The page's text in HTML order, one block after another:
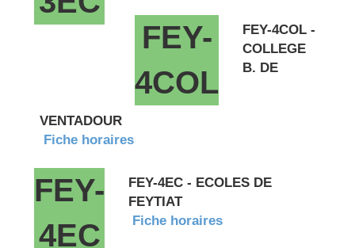
FEY-
4COL
FEY-4COL -
COLLEGE
B. DE
VENTADOUR
Fiche horaires
FEY-
4EC
FEY-4EC - ECOLES DE
FEYTIAT
Fiche horaires